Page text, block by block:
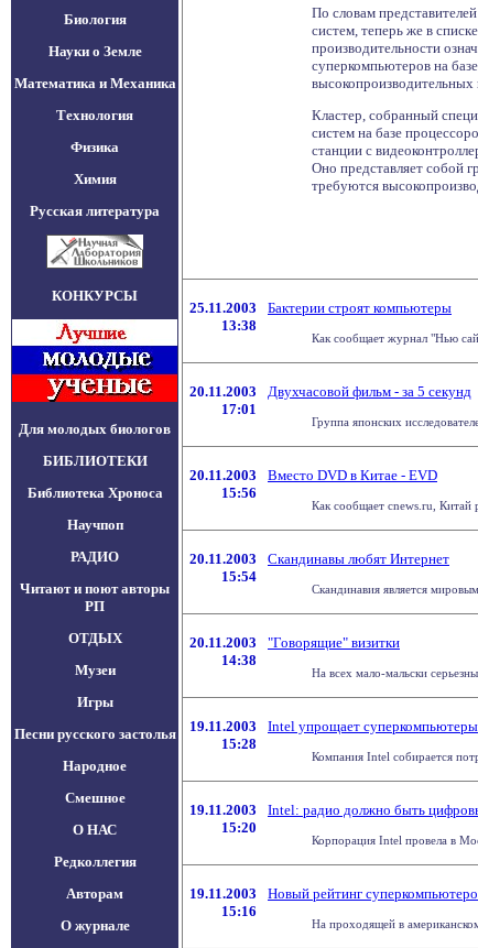
Биология
Науки о Земле
Математика и Механика
Технология
Физика
Химия
Русская литература
КОНКУРСЫ
Для молодых биологов
БИБЛИОТЕКИ
Библиотека Хроноса
Научпоп
РАДИО
Читают и поют авторы
РП
ОТДЫХ
Музеи
Игры
Песни русского застолья
Народное
Смешное
О НАС
Редколлегия
Авторам
О журнале
По словам
систем, теперь же в
производительности
суперкомпьютеров на
Кластер, собранный
систем на базе
станции с
Оно представляет собой
требуются
25.11.2003
13:38
Бактерии строят компьютеры
Как сообщает журнал "Нью
20.11.2003
17:01
Двухчасовой фильм - за 5 секунд
Группа японских
20.11.2003
15:56
Вместо DVD в Китае - EVD
Как сообщает cnews.ru, Китай
20.11.2003
15:54
Скандинавы любят Интернет
Скандинавия является
20.11.2003
14:38
"Говорящие" визитки
На всех мало-мальски
19.11.2003
15:28
Intel упрощает суперкомпьютеры
Компания Intel собирается
19.11.2003
15:20
Intel: радио должно быть
Корпорация Intel провела в
19.11.2003
15:16
Новый рейтинг
На проходящей в